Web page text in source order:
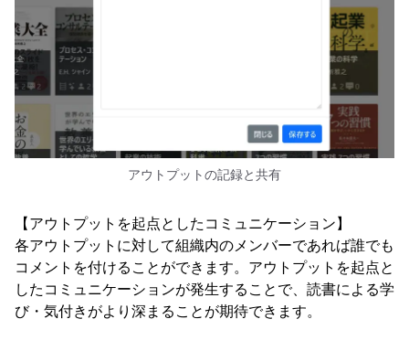
アウトプットの記録と共有
【アウトプットを起点としたコミュニケーション】
各アウトプットに対して組織内のメンバーであれば誰でも
コメントを付けることができます。アウトプットを起点と
したコミュニケーションが発生することで、読書による学
び・気付きがより深まることが期待できます。